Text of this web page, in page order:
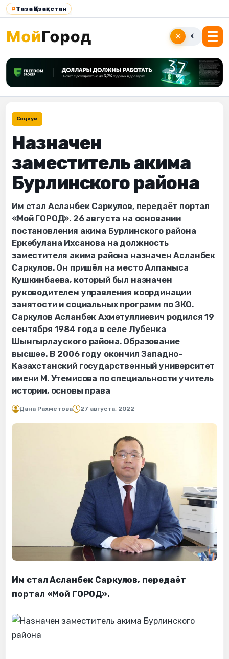
#Таза Қазақстан
☀ ☾
Социум
Назначен
заместитель акима
Бурлинского района
Им стал Асланбек Саркулов, передаёт портал
«Мой ГОРОД». 26 августа на основании
постановления акима Бурлинского района
Еркебулана Ихсанова на должность
заместителя акима района назначен Асланбек
Саркулов. Он пришёл на место Алпамыса
Кушкинбаева, который был назначен
руководителем управления координации
занятости и социальных программ по ЗКО.
Саркулов Асланбек Ахметуллиевич родился 19
сентября 1984 года в селе Лубенка
Шынгырлауского района. Образование
высшее. В 2006 году окончил Западно-
Казахстанский государственный университет
имени М. Утемисова по специальности учитель
истории, основы права
Дана Рахметова 27 августа, 2022
Им стал Асланбек Саркулов, передаёт
портал «Мой ГОРОД».